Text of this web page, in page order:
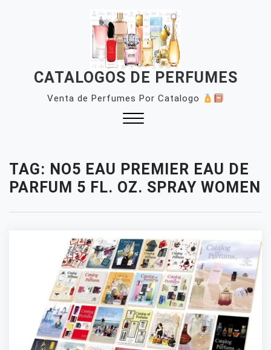
CATALOGOS DE PERFUMES
Venta de Perfumes Por Catalogo
TAG: NO5 EAU PREMIER EAU DE
PARFUM 5 FL. OZ. SPRAY WOMEN